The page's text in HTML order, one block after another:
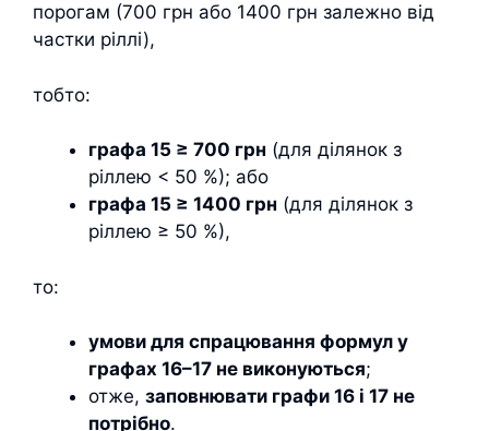
порогам (700 грн або 1400 грн залежно від
частки ріллі),
тобто:
графа 15 ≥ 700 грн (для ділянок з
ріллею < 50 %); або
графа 15 ≥ 1400 грн (для ділянок з
ріллею ≥ 50 %),
то:
умови для спрацювання формул у
графах 16–17 не виконуються;
отже, заповнювати графи 16 і 17 не
потрібно.